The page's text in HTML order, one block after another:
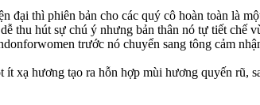
thì phiên bản cho các quý cô hoàn toàn là
thu hút sự chú ý nhưng bản thân nó tự tiết chế
trước nó chuyển sang tông cảm
xạ hương tạo ra hỗn hợp mùi hương quyến rũ,